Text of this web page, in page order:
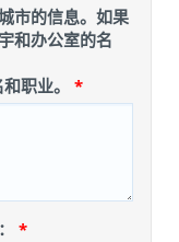
市的信息。如果
和办公室的名
职业。